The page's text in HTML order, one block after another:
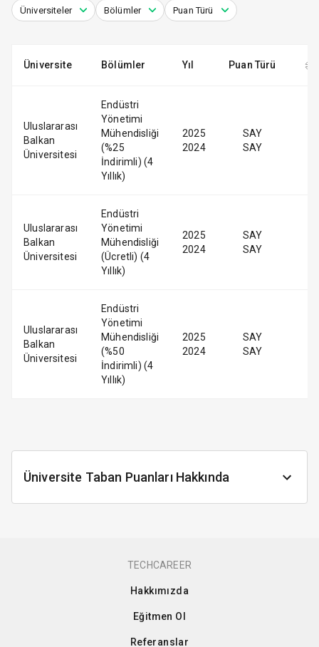
Üniversiteler Bölümler Puan Türü
Üniversite Bölümler Yıl Puan Türü
Uluslararası
Balkan
Üniversitesi
Endüstri
Yönetimi
Mühendisliği
(%25
İndirimli) (4
Yıllık)
2025
2024
SAY
SAY
Uluslararası
Balkan
Üniversitesi
Endüstri
Yönetimi
Mühendisliği
(Ücretli) (4
Yıllık)
2025
2024
SAY
SAY
Uluslararası
Balkan
Üniversitesi
Endüstri
Yönetimi
Mühendisliği
(%50
İndirimli) (4
Yıllık)
2025
2024
SAY
SAY
Üniversite Taban Puanları Hakkında
TECHCAREER
Hakkımızda
Eğitmen Ol
Referanslar